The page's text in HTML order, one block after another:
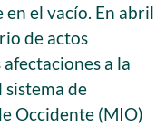
en el vacío. En abril
de actos
a la
de
Occidente (MIO)